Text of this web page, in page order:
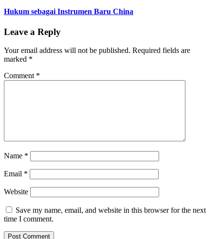
Hukum sebagai Instrumen Baru China
Leave a Reply
Your email address will not be published. Required fields are
marked *
Comment *
Name *
Email *
Website
Save my name, email, and website in this browser for the next
time I comment.